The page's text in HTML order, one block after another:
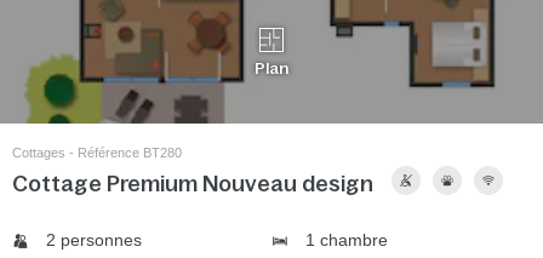
Plan
Cottages - Référence BT280
Cottage Premium Nouveau design
2 personnes
1 chambre